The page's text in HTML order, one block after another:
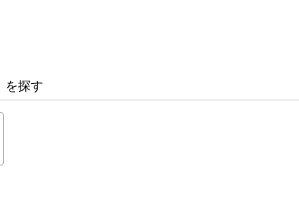
を探す